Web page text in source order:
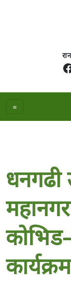
धनगढी